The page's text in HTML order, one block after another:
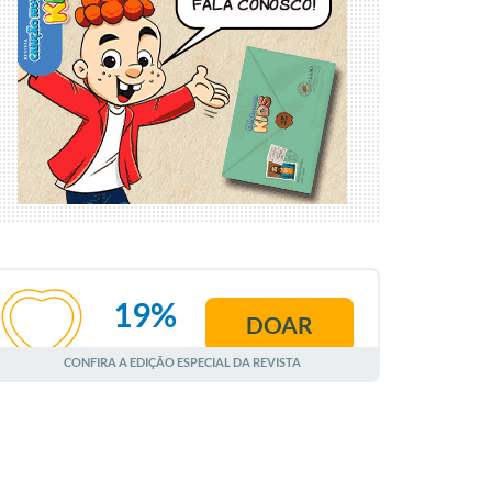
AGOSTO
19% DOAR
CONFIRA A EDIÇÃO ESPECIAL DA REVISTA